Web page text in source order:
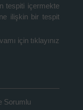
tespiti içermekte
ilişkin bir tespit
için tıklayınız
Sorumlu